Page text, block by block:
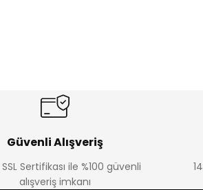
Güvenli Alışveriş
Sertifikası ile %100 güvenli
alışveriş imkanı